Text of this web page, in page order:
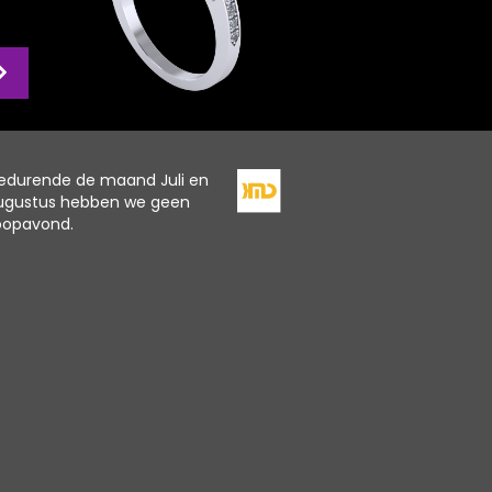
de maand Juli en
hebben we geen